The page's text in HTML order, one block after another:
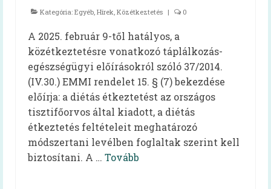
60+ receptek
Kardiovaszkuláris
Onkológiai
Egészséges táplálkozást ösztönző kórház
Dietetika 100
Aqua Challenge – a vízivás kihívás
Koronavírus
Kategória: Egyéb, Hírek, Közétkeztetés | 0
A 2025. február 9-től hatályos, a
közétkeztetésre vonatkozó táplálkozás-
egészségügyi előírásokról szóló 37/2014.
(IV.30.) EMMI rendelet 15. § (7) bekezdése
előírja: a diétás étkeztetést az országos
tisztifőorvos által kiadott, a diétás
étkeztetés feltételeit meghatározó
módszertani levélben foglaltak szerint kell
biztosítani. A … Tovább